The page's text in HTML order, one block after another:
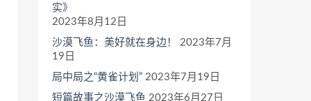
实》
2023年8月12日
沙漠飞鱼：美好就在身边！
2023年7月
19日
局中局之“黄雀计划” 2023年7月19日
短篇故事之沙漠飞鱼 2023年6月27日